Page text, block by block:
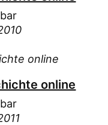
online
online